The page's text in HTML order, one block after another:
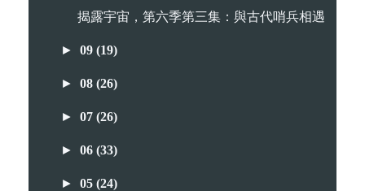
揭露宇宙，第六季第三集：與古代哨兵相遇
►09(19)
►08(26)
►07(26)
►06(33)
►05(24)